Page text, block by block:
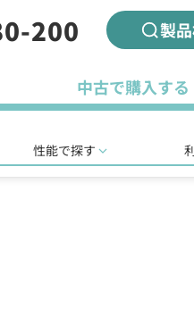
200 製
中古で購入する
性能で探す